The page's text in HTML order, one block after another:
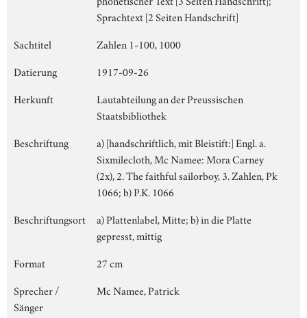
Sprachtext [2 Seiten Handschrift]
Sachtitel
Zahlen 1-100, 1000
Datierung
1917-09-26
Herkunft
Lautabteilung an der Preussischen
Staatsbibliothek
Beschriftung
a) [handschriftlich, mit Bleistift:] Engl. a.
Sixmilecloth, Mc Namee: Mora Carney
(2x), 2. The faithful sailorboy, 3. Zahlen, Pk
1066; b) P.K. 1066
Beschriftungsort
a) Plattenlabel, Mitte; b) in die Platte
gepresst, mittig
Format
27 cm
Sprecher /
Sänger
Mc Namee, Patrick